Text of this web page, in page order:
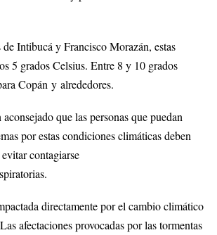
Intibucá y Francisco Morazán, estas
5 grados Celsius. Entre 8 y 10 grados
Copán y alrededores.
que las personas que puedan
por estas condiciones climáticas deben
contagiarse
directamente por el cambio climático
afectaciones provocadas por las tormentas